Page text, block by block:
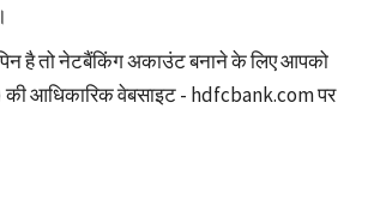
है तो नेटबैंकिंग अकाउंट बनाने के लिए आपको
की आधिकारिक वेबसाइट - hdfcbank.com पर